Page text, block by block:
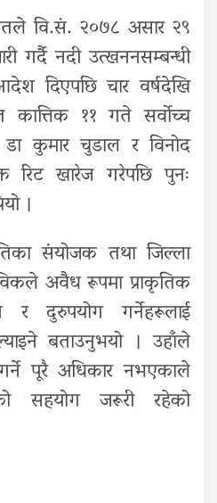
वि.सं. २०७८ असार २९
गर्दै नदी उत्खननसम्बन्धी
दिएपछि चार वर्षदेखि
११ गते सर्वोच्च
कुमार चुडाल र विनोद
रिट खारेज गरेपछि पुनः
।
संयोजक तथा जिल्ला
अवैध रूपमा प्राकृतिक
र दुरुपयोग गर्नेहरूलाई
बताउनुभयो । उहाँले
पूरै अधिकार नभएकाले
सहयोग जरूरी रहेको